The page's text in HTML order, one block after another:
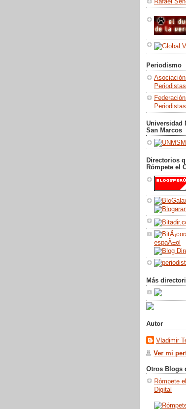
Rafael
Periodismo
Universidad
San Marcos
Directorios
Rómpete el
Más
Autor
Vladimir
Ver mi
Otros Blogs
Rómpete
Digital